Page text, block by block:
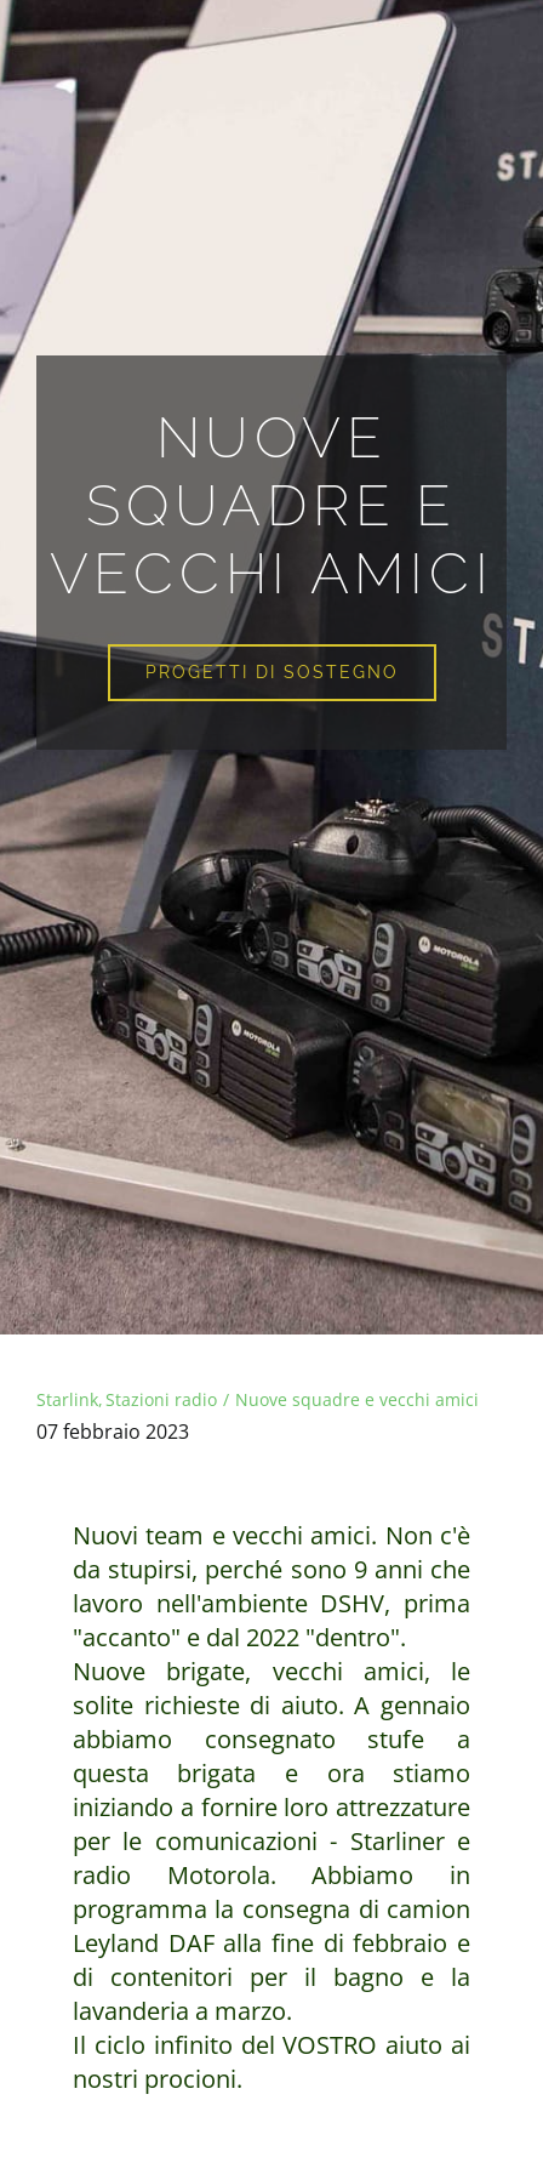
TUTTI I REQUISITI
IT
NUOVE
SQUADRE E
VECCHI AMICI
PROGETTI DI SOSTEGNO
Starlink Stazioni radio Nuove squadre e vecchi amici
07 febbraio 2023
Nuovi team e vecchi amici. Non c'è
da stupirsi, perché sono 9 anni che
lavoro nell'ambiente DSHV, prima
"accanto" e dal 2022 "dentro".
Nuove brigate, vecchi amici, le
solite richieste di aiuto. A gennaio
abbiamo consegnato stufe a
questa brigata e ora stiamo
iniziando a fornire loro attrezzature
per le comunicazioni - Starliner e
radio Motorola. Abbiamo in
programma la consegna di camion
Leyland DAF alla fine di febbraio e
di contenitori per il bagno e la
lavanderia a marzo.
Il ciclo infinito del VOSTRO aiuto ai
nostri procioni.